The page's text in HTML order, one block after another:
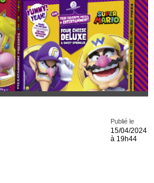
Publié le
15/04/2024
à 19h44